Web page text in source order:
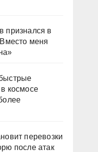
признался в
меня
космосе
перевозки
после атак